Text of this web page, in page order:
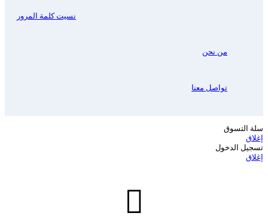
نسيت كلمة المرور
من نحن
تواصل معنا
سلة التسوق
إغلاق
تسجيل الدخول
إغلاق